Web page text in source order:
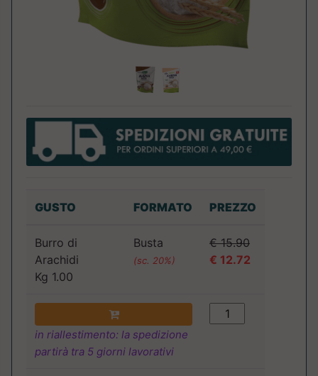
GUSTO FORMATO PREZZO
Burro di
Arachidi
Kg 1.00
Busta
(sc. 20%)
€ 15.90
€ 12.72
in riallestimento: la spedizione
partirà tra 5 giorni lavorativi